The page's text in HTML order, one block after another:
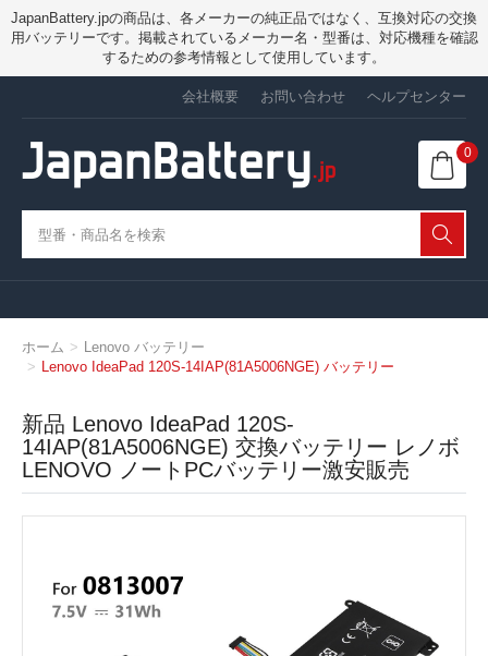
JapanBattery.jpの商品は、各メーカーの純正品ではなく、互換対応の交換
用バッテリーです。掲載されているメーカー名・型番は、対応機種を確認
するための参考情報として使用しています。
会社概要 お問い合わせ ヘルプセンター
0
ホーム
Lenovo バッテリー
Lenovo IdeaPad 120S-14IAP(81A5006NGE) バッテリー
新品 Lenovo IdeaPad 120S-
14IAP(81A5006NGE) 交換バッテリー レノボ
LENOVO ノートPCバッテリー激安販売